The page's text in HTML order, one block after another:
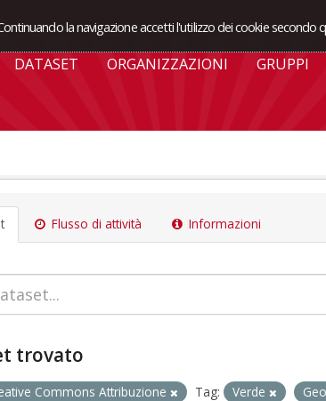
la navigazione accetti l'utilizzo dei cookie
DATASET ORGANIZZAZIONI GRUPPI
Flusso di attività Informazioni
trovato
Commons Attribuzione Tag: Verde